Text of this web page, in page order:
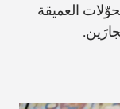
العميقة